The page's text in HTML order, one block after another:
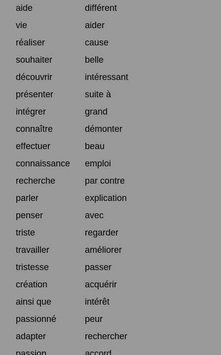
aide
différent
vie
aider
réaliser
cause
souhaiter
belle
découvrir
intéressant
présenter
suite à
intégrer
grand
connaître
démonter
effectuer
beau
connaissance
emploi
recherche
par contre
parler
explication
penser
avec
triste
regarder
travailler
améliorer
tristesse
passer
création
acquérir
ainsi que
intérêt
passionné
peur
adapter
rechercher